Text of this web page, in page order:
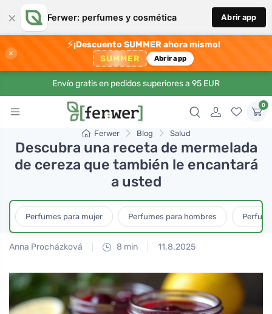
× Ferwer: perfumes y cosmética Abrir app
×
⚡¡Descuento SUMMER ahora mismo!
SUMMER Abrir app
Envío gratis en pedidos superiores a 95 EUR
0
Ferwer Blog Salud
Descubra una receta de mermelada
de cereza que también le encantará
a usted
Perfumes para mujer Perfumes para hombres
Anna Procházková 8 min 11.8.2025